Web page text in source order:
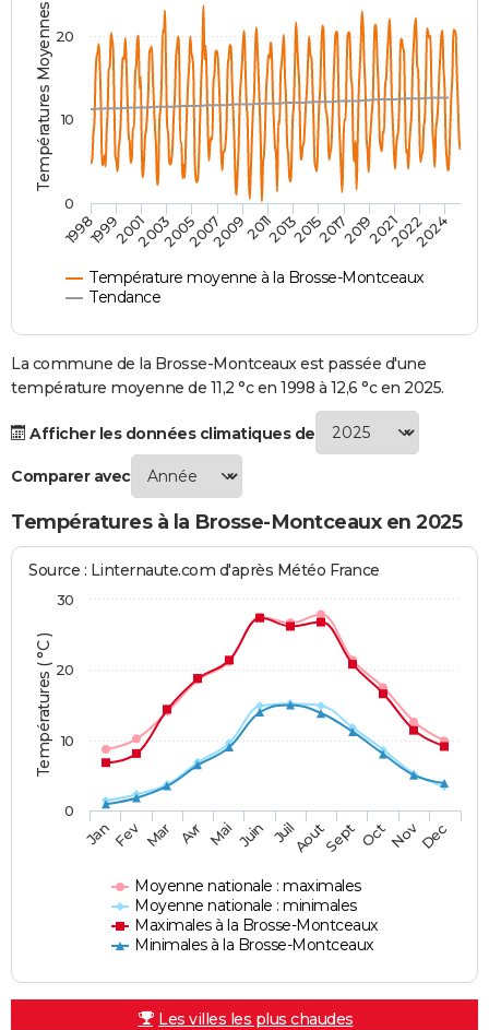
Destinations
City break
Voyage nature
Voyage de noces
Forum
Climat
PHOTO
GUIDES D'ACHAT
BONS PLANS
CARTE DE VOEUX
Carte de Noël
Carte Bonne année
Carte Saint-Valentin
Carte Pâques
Carte d'anniversaire
DICTIONNAIRE
Dictionnaire
Biographies
Citations
Expressions
Proverbes
PROGRAMME TV
COPAINS D'AVANT
S'inscrire
Se connecter
Lycées
Collèges
Primaires
Universités
Entreprises
Service militaire
Avis de recherche
AVIS DE DÉCÈS
FORUM
Températures Moyennes ( °C )
Température moyenne à la Brosse-Montceaux
Tendance
199819992001200320052007200920112013201520172019202120222024
0
10
20
La commune de la Brosse-Montceaux est passée d'une
température moyenne de 11,2 °c en 1998 à 12,6 °c en 2025.
Afficher les données climatiques de
Comparer avec
Températures à la Brosse-Montceaux en 2025
Températures ( °C )
Source : Linternaute.com d'après Météo France
Moyenne nationale : maximales
Moyenne nationale : minimales
Maximales à la Brosse-Montceaux
Minimales à la Brosse-Montceaux
JanFev Mar Avr Mai Juin JuilAoutSept OctNovDec
0
10
20
30
Les villes les plus chaudes